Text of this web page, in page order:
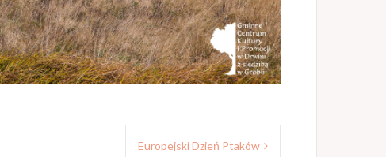
Europejski Dzień Ptaków